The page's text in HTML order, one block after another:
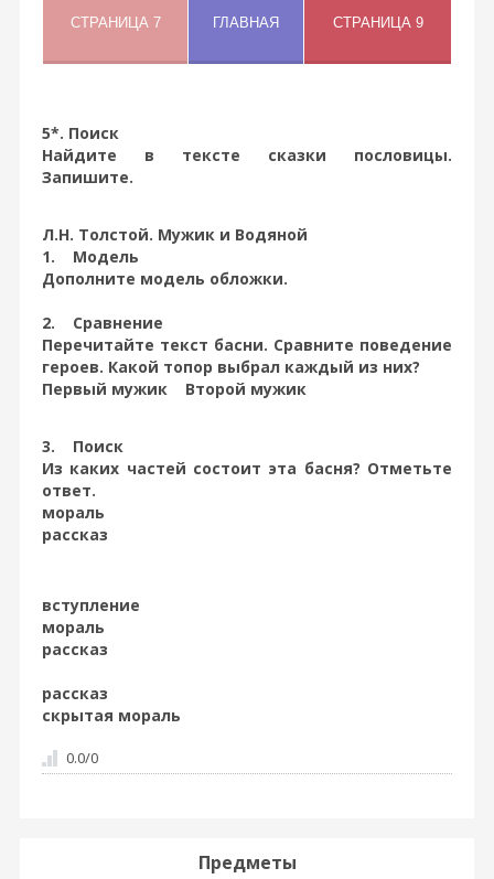
5*. Поиск
Найдите в тексте сказки пословицы.
Запишите.
Л.Н. Толстой. Мужик и Водяной
1. Модель
Дополните модель обложки.
2. Сравнение
Перечитайте текст басни. Сравните поведение
героев. Какой топор выбрал каждый из них?
Первый мужик Второй мужик
3. Поиск
Из каких частей состоит эта басня? Отметьте
ответ.
мораль
рассказ
вступление
мораль
рассказ
рассказ
скрытая мораль
0.0/0
Предметы